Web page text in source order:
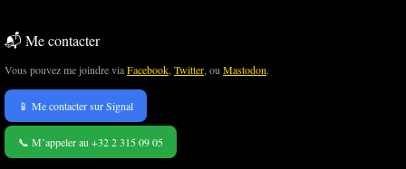
📬 Me contacter
Vous pouvez me joindre viaFacebook Twitter , ou Mastodon.
📱 Me contacter sur Signal
📞 M’appeler au +32 2 315 09 05